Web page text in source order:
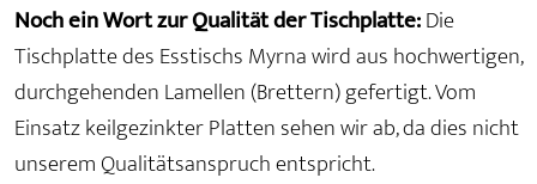
Noch ein Wort zur Qualität der Tischplatte:Die
Tischplatte des Esstischs Myrna wird aus hochwertigen,
durchgehenden Lamellen (Brettern) gefertigt. Vom
Einsatz keilgezinkter Platten sehen wir ab, da dies nicht
unserem Qualitätsanspruch entspricht.